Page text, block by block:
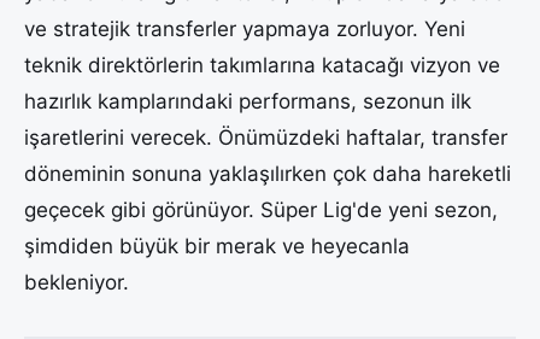
ve stratejik transferler yapmaya zorluyor. Yeni
teknik direktörlerin takımlarına katacağı vizyon ve
hazırlık kamplarındaki performans, sezonun ilk
işaretlerini verecek. Önümüzdeki haftalar, transfer
döneminin sonuna yaklaşılırken çok daha hareketli
geçecek gibi görünüyor. Süper Lig'de yeni sezon,
şimdiden büyük bir merak ve heyecanla
bekleniyor.